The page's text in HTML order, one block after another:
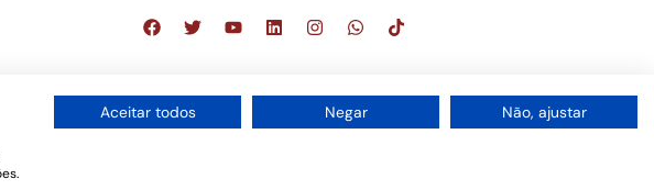
Somos um escritório de advocacia, que oferece apenas
Disciplina da OAB do Brasil – Alexandre Berthe Pinto Soc. de Adv,
Aceitar todos Negar Não, ajustar